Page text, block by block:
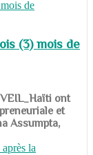
(3) mois de
ont
et
Assumpta,